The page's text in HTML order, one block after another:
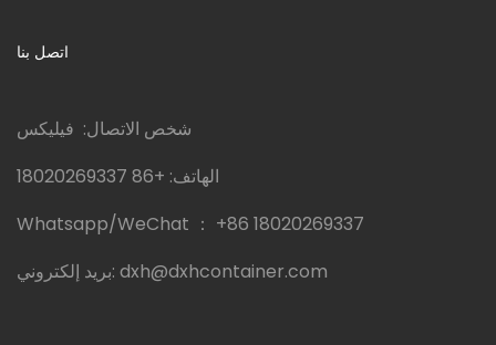
اتصل بنا
شخص الاتصال: فيليكس
الهاتف: +86 18020269337
Whatsapp/WeChat ： +86 18020269337
بريد إلكتروني: dxh@dxhcontainer.com